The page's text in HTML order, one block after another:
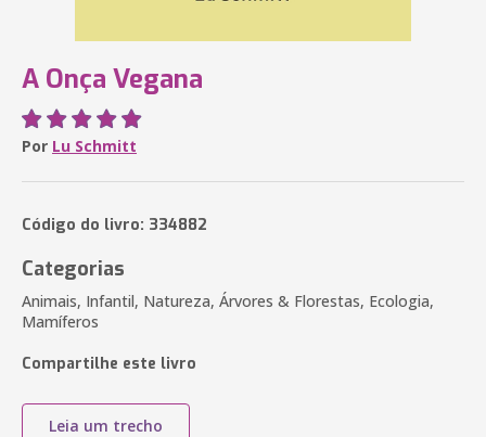
A Onça Vegana
Por Lu Schmitt
Código do livro: 334882
Categorias
Animais, Infantil, Natureza, Árvores & Florestas, Ecologia,
Mamíferos
Compartilhe este livro
Leia um trecho